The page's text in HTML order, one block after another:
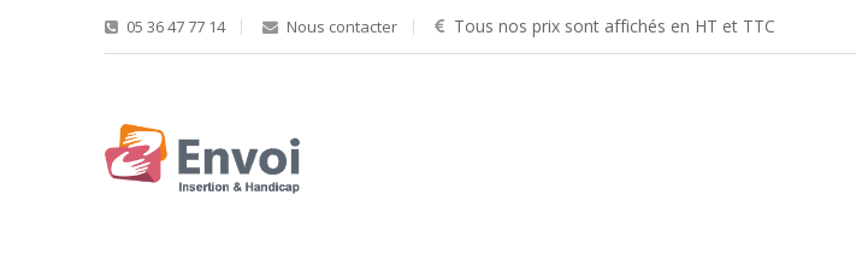
05 36 47 77 14 Nous contacter Tous nos prix sont affichés en HT et TTC